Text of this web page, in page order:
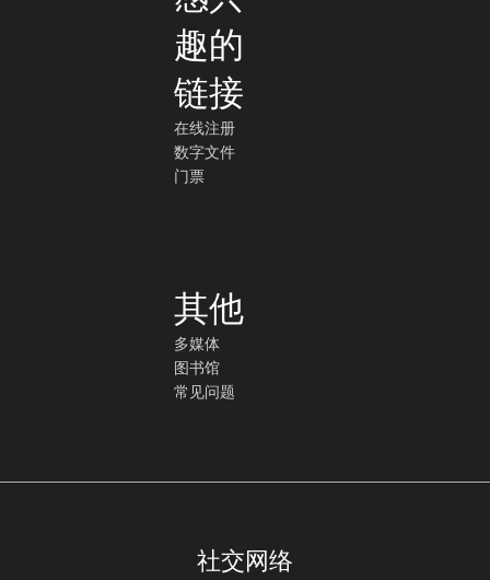
趣的
链接
在线注册
数字文件
门票
其他
多媒体
图书馆
常见问题
社交网络